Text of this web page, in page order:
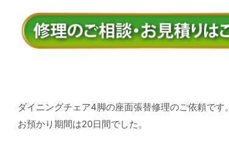
ダイニングチェア4脚の座面張替修理のご依頼です。
お預かり期間は20日間でした。